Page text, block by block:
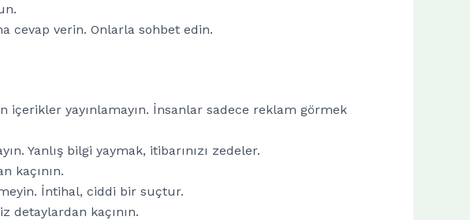
cevap verin. Onlarla sohbet edin.
yayınlamayın. İnsanlar sadece reklam görmek
Yanlış bilgi yaymak, itibarınızı zedeler.
kaçının.
İntihal, ciddi bir suçtur.
detaylardan kaçının.